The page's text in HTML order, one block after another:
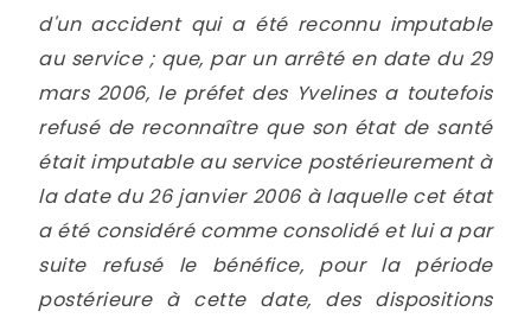
d'un accident qui a été reconnu imputable
au service ; que, par un arrêté en date du 29
mars 2006, le préfet des Yvelines a toutefois
refusé de reconnaître que son état de santé
était imputable au service postérieurement à
la date du 26 janvier 2006 à laquelle cet état
a été considéré comme consolidé et lui a par
suite refusé le bénéfice, pour la période
postérieure à cette date, des dispositions